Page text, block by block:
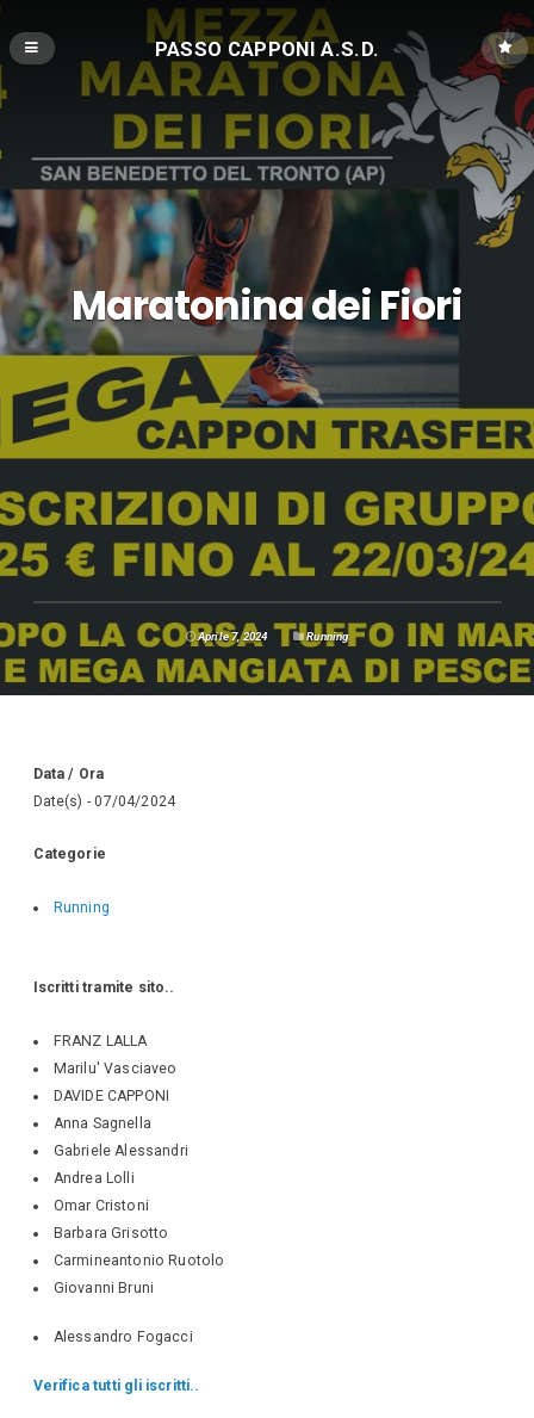
PASSO CAPPONI A.S.D.
Maratonina dei Fiori
Aprile 7, 2024 Running
Data / Ora
Date(s) - 07/04/2024
Categorie
Running
Iscritti tramite sito..
FRANZ LALLA
Marilu' Vasciaveo
DAVIDE CAPPONI
Anna Sagnella
Gabriele Alessandri
Andrea Lolli
Omar Cristoni
Barbara Grisotto
Carmineantonio Ruotolo
Giovanni Bruni
Alessandro Fogacci
Verifica tutti gli iscritti..